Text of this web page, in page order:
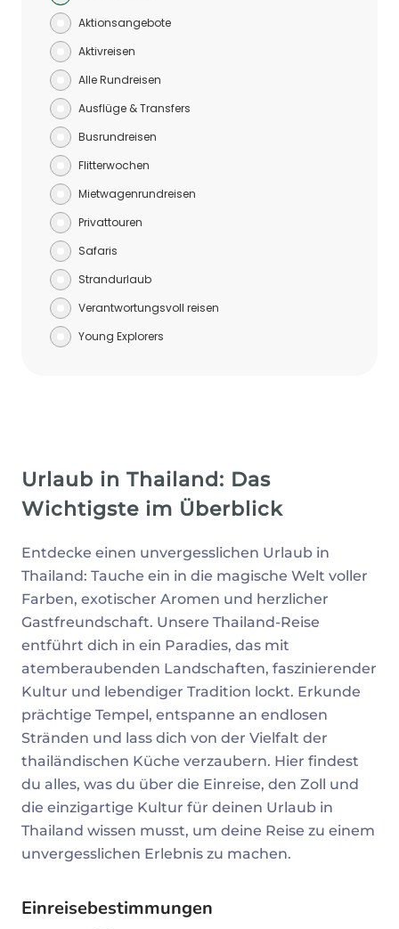
Aktionsangebote
Aktivreisen
Alle Rundreisen
Ausflüge & Transfers
Busrundreisen
Flitterwochen
Mietwagenrundreisen
Privattouren
Safaris
Strandurlaub
Verantwortungsvoll reisen
Young Explorers
Urlaub in Thailand: Das
Wichtigste im Überblick
Entdecke einen unvergesslichen Urlaub in
Thailand: Tauche ein in die magische Welt voller
Farben, exotischer Aromen und herzlicher
Gastfreundschaft. Unsere Thailand-Reise
entführt dich in ein Paradies, das mit
atemberaubenden Landschaften, faszinierender
Kultur und lebendiger Tradition lockt. Erkunde
prächtige Tempel, entspanne an endlosen
Stränden und lass dich von der Vielfalt der
thailändischen Küche verzaubern. Hier findest
du alles, was du über die Einreise, den Zoll und
die einzigartige Kultur für deinen Urlaub in
Thailand wissen musst, um deine Reise zu einem
unvergesslichen Erlebnis zu machen.
Einreisebestimmungen